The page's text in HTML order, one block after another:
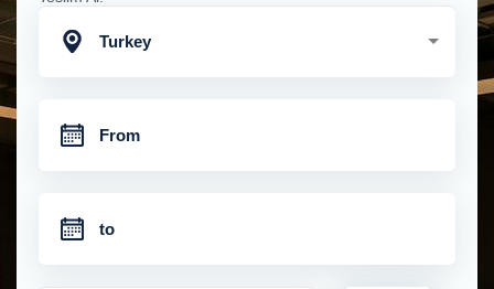
Turkey